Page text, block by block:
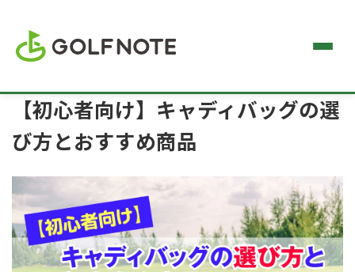
【初心者向け】キャディバッグの選
び方とおすすめ商品